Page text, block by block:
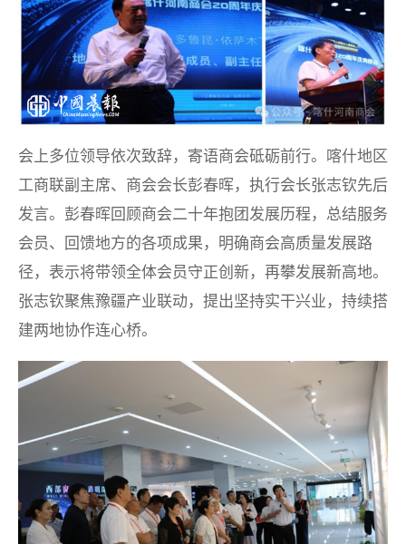
会上多位领导依次致辞，寄语商会砥砺前行。喀什地区
工商联副主席、商会会长彭春晖，执行会长张志钦先后
发言。彭春晖回顾商会二十年抱团发展历程，总结服务
会员、回馈地方的各项成果，明确商会高质量发展路
径，表示将带领全体会员守正创新，再攀发展新高地。
张志钦聚焦豫疆产业联动，提出坚持实干兴业，持续搭
建两地协作连心桥。